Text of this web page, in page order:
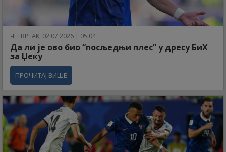
ЧЕТВРТАК, 02.07.2026 | 05:04
Да ли је ово био “посљедњи плес” у дресу БиХ
за Џеку
ПРОЧИТАЈ ВИШЕ